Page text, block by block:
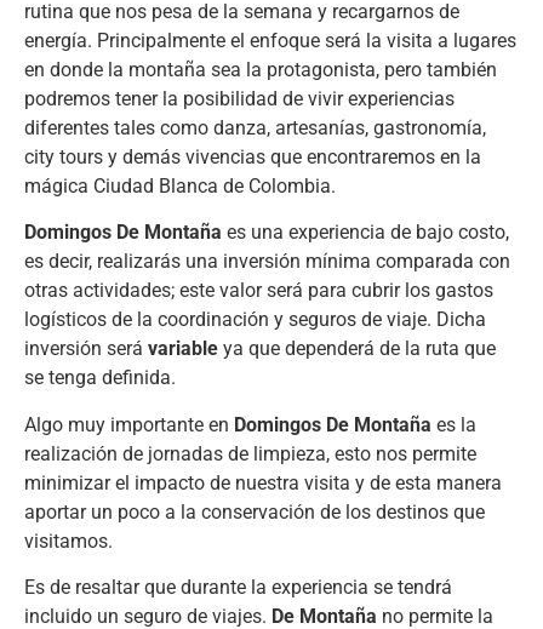
rutina que nos pesa de la semana y recargarnos de
energía. Principalmente el enfoque será la visita a lugares
en donde la montaña sea la protagonista, pero también
podremos tener la posibilidad de vivir experiencias
diferentes tales como danza, artesanías, gastronomía,
city tours y demás vivencias que encontraremos en la
mágica Ciudad Blanca de Colombia.
Domingos De Montaña es una experiencia de bajo costo,
es decir, realizarás una inversión mínima comparada con
otras actividades; este valor será para cubrir los gastos
logísticos de la coordinación y seguros de viaje. Dicha
inversión será variable ya que dependerá de la ruta que
se tenga definida.
Algo muy importante en Domingos De Montaña es la
realización de jornadas de limpieza, esto nos permite
minimizar el impacto de nuestra visita y de esta manera
aportar un poco a la conservación de los destinos que
visitamos.
Es de resaltar que durante la experiencia se tendrá
incluido un seguro de viajes. De Montaña no permite la